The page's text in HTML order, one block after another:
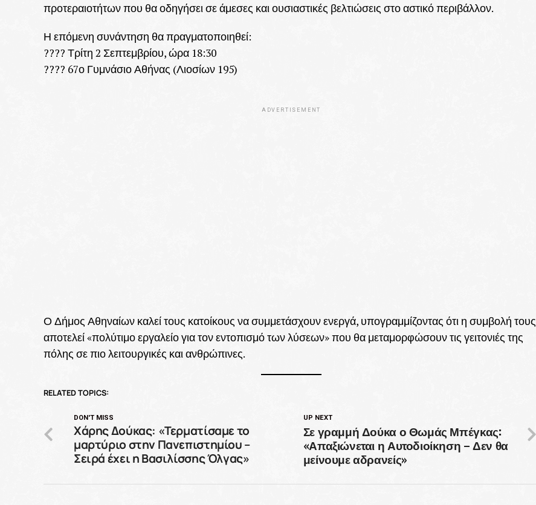
προτεραιοτήτων που θα οδηγήσει σε άμεσες και ουσιαστικές βελτιώσεις στο αστικό περιβάλλον.
Η επόμενη συνάντηση θα πραγματοποιηθεί:
???? Τρίτη 2 Σεπτεμβρίου, ώρα 18:30
???? 67ο Γυμνάσιο Αθήνας (Λιοσίων 195)
ADVERTISEMENT
Ο Δήμος Αθηναίων καλεί τους κατοίκους να συμμετάσχουν ενεργά, υπογραμμίζοντας ότι η συμβολή τους
αποτελεί «πολύτιμο εργαλείο για τον εντοπισμό των λύσεων» που θα μεταμορφώσουν τις γειτονιές της
πόλης σε πιο λειτουργικές και ανθρώπινες.
RELATED TOPICS:
UP NEXT
Σε γραμμή Δούκα ο Θωμάς Μπέγκας:
«Απαξιώνεται η Αυτοδιοίκηση – Δεν θα
μείνουμε αδρανείς»
DON'T MISS
Χάρης Δούκας: «Τερματίσαμε το
μαρτύριο στην Πανεπιστημίου –
Σειρά έχει η Βασιλίσσης Όλγας»